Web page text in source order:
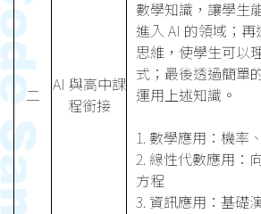
二
AI 與高中課
程銜接
數學知識，讓學生
進入 AI 的領域；
思維，使學生可以
式；最後透過簡單
運用上述知識。
1. 數學應用：機率
2. 線性代數應用：
方程
3. 資訊應用：基礎